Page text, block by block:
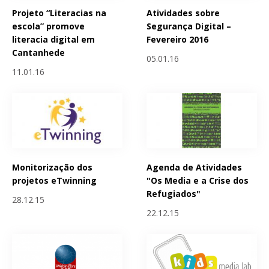
Projeto “Literacias na
escola” promove
literacia digital em
Cantanhede
11.01.16
Atividades sobre
Segurança Digital –
Fevereiro 2016
05.01.16
Monitorização dos
projetos eTwinning
28.12.15
Agenda de Atividades
"Os Media e a Crise dos
Refugiados"
22.12.15